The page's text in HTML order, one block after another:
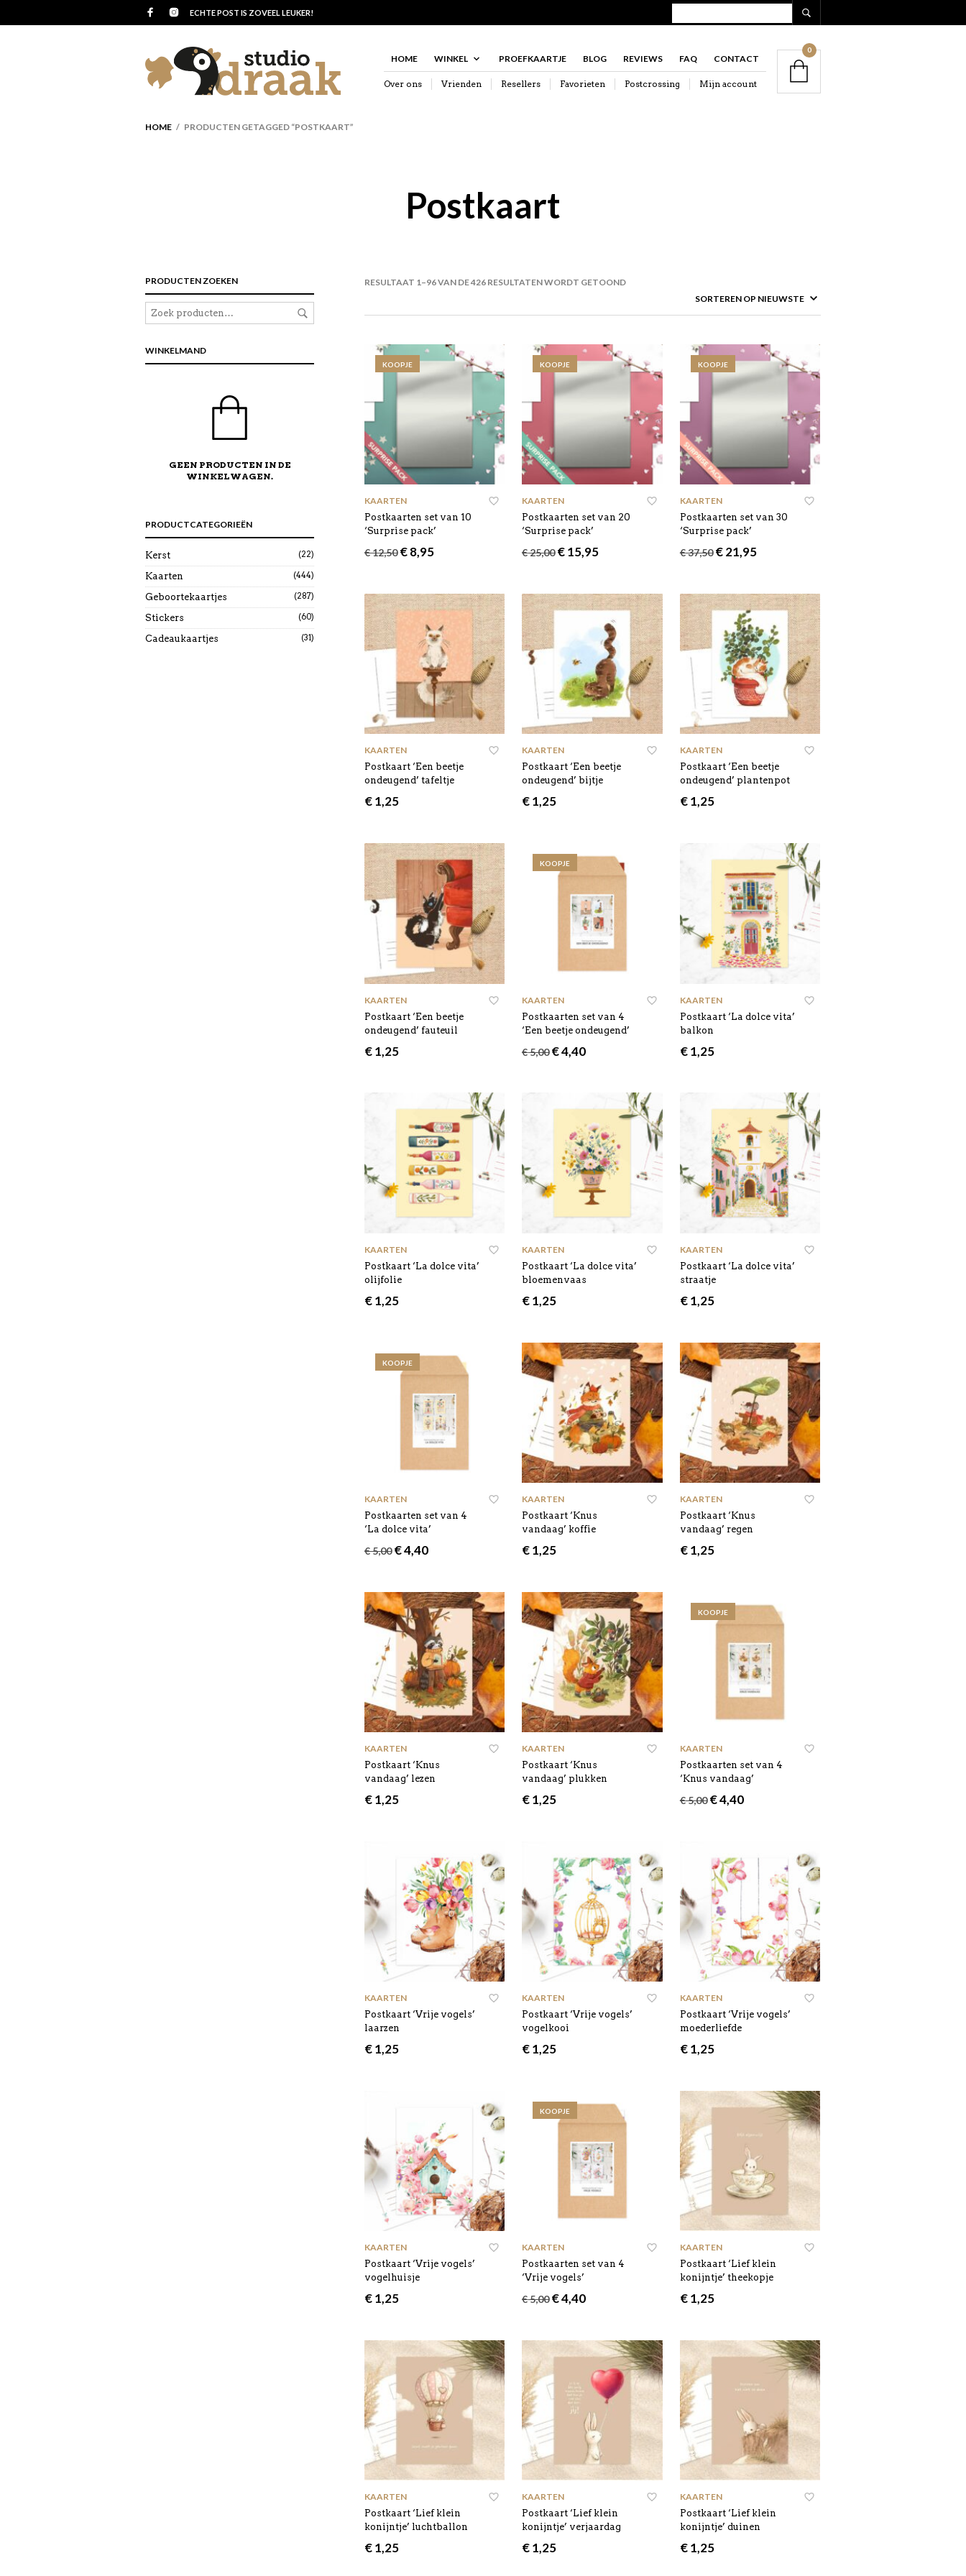
ECHTE POST IS ZOVEEL LEUKER!
HOME WINKEL PROEFKAARTJE BLOG REVIEWS FAQ CONTACT
Over ons Vrienden Resellers Favorieten Postcrossing Mijn account
0
HOME / PRODUCTEN GETAGGED “POSTKAART”
Postkaart
RESULTAAT 1–96 VAN DE 426 RESULTATEN WORDT GETOONDGESORTEERD
PRODUCTEN ZOEKEN
WINKELMAND
GEEN PRODUCTEN IN DE
WINKELWAGEN.
PRODUCTCATEGORIEËN
Kerst (22)
Kaarten (444)
Geboortekaartjes (287)
Stickers (60)
Cadeaukaartjes (31)
KOOPJE
KAARTEN
Postkaarten set van 10
‘Surprise pack’
€12,50 Oorspronkelijke
€8,95
KOOPJE
KAARTEN
Postkaarten set van 20
‘Surprise pack’
€25,00 Oorspronkelijke
€15,95
KOOPJE
KAARTEN
Postkaarten set van 30
‘Surprise pack’
€37,50 Oorspronkelijke
€21,95Huidige
KAARTEN
Postkaart ‘Een beetje
ondeugend’ tafeltje
€1,25
KAARTEN
Postkaart ‘Een beetje
ondeugend’ bijtje
€1,25
KAARTEN
Postkaart ‘Een beetje
ondeugend’ plantenpot
€1,25
KAARTEN
Postkaart ‘Een beetje
ondeugend’ fauteuil
€1,25
KOOPJE
KAARTEN
Postkaarten set van 4
‘Een beetje ondeugend’
€5,00 Oorspronkelijke
€4,40Huidige
KAARTEN
Postkaart ‘La dolce vita’
balkon
€1,25
KAARTEN
Postkaart ‘La dolce vita’
olijfolie
€1,25
KAARTEN
Postkaart ‘La dolce vita’
bloemenvaas
€1,25
KAARTEN
Postkaart ‘La dolce vita’
straatje
€1,25
KOOPJE
KAARTEN
Postkaarten set van 4
‘La dolce vita’
€5,00 Oorspronkelijke
€4,40Huidige
KAARTEN
Postkaart ‘Knus
vandaag’ koffie
€1,25
KAARTEN
Postkaart ‘Knus
vandaag’ regen
€1,25
KAARTEN
Postkaart ‘Knus
vandaag’ lezen
€1,25
KAARTEN
Postkaart ‘Knus
vandaag’ plukken
€1,25
KOOPJE
KAARTEN
Postkaarten set van 4
‘Knus vandaag’
€5,00 Oorspronkelijke
€4,40Huidige
KAARTEN
Postkaart ‘Vrije vogels’
laarzen
€1,25
KAARTEN
Postkaart ‘Vrije vogels’
vogelkooi
€1,25
KAARTEN
Postkaart ‘Vrije vogels’
moederliefde
€1,25
KAARTEN
Postkaart ‘Vrije vogels’
vogelhuisje
€1,25
KOOPJE
KAARTEN
Postkaarten set van 4
‘Vrije vogels’
€5,00 Oorspronkelijke
€4,40Huidige
KAARTEN
Postkaart ‘Lief klein
konijntje’ theekopje
€1,25
KAARTEN
Postkaart ‘Lief klein
konijntje’ luchtballon
€1,25
KAARTEN
Postkaart ‘Lief klein
konijntje’ verjaardag
€1,25
KAARTEN
Postkaart ‘Lief klein
konijntje’ duinen
€1,25